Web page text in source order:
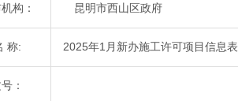
构： 昆明市西山区政府
称: 2025年1月新办施工许可项目信息表
：